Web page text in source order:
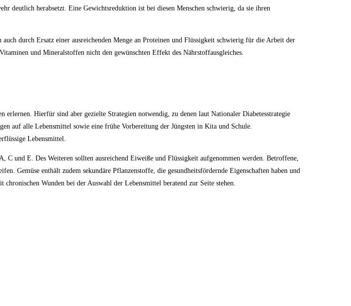
deutlich herabsetzt. Eine Gewichtsreduktion ist bei diesen Menschen schwierig, da sie ihren
durch Ersatz einer ausreichenden Menge an Proteinen und Flüssigkeit schwierig für die Arbeit der
und Mineralstoffen nicht den gewünschten Effekt des Nährstoffausgleiches.
erlernen. Hierfür sind aber gezielte Strategien notwendig, zu denen laut Nationaler Diabetesstrategie
auf alle Lebensmittel sowie eine frühe Vorbereitung der Jüngsten in Kita und Schule.
Lebensmittel.
und E. Des Weiteren sollten ausreichend Eiweiße und Flüssigkeit aufgenommen werden. Betroffene,
Gemüse enthält zudem sekundäre Pflanzenstoffe, die gesundheitsfördernde Eigenschaften haben und
Wunden bei der Auswahl der Lebensmittel beratend zur Seite stehen.